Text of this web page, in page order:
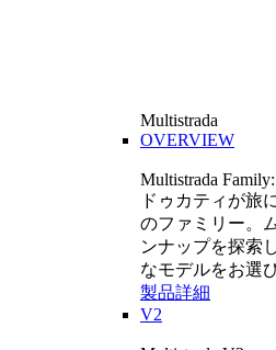
Multistrada
OVERVIEW
Multistrada
ドゥカティが旅
のファミリー。
ンナップを探索
なモデルをお選
製品詳細
V2